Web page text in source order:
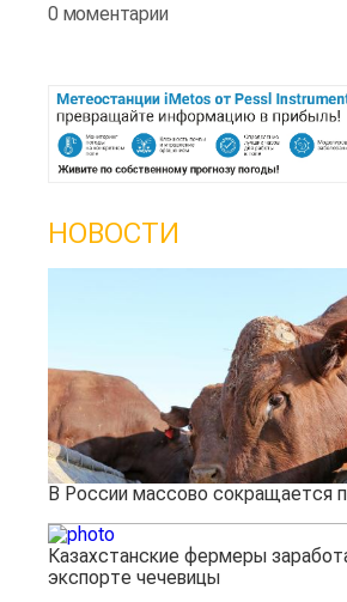
0 моментарии
НОВОСТИ
В России массово сокращается
Казахстанские фермеры
экспорте чечевицы